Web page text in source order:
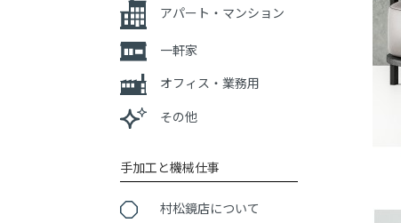
アパート・マンション
一軒家
オフィス・業務用
その他
手加工と機械仕事
村松鏡店について